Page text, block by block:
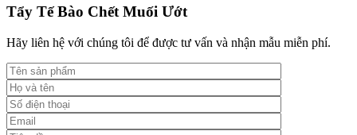
Tẩy Tế Bào Chết Muối Ướt
Hãy liên hệ với chúng tôi để được tư vấn và nhận mẫu miễn phí.